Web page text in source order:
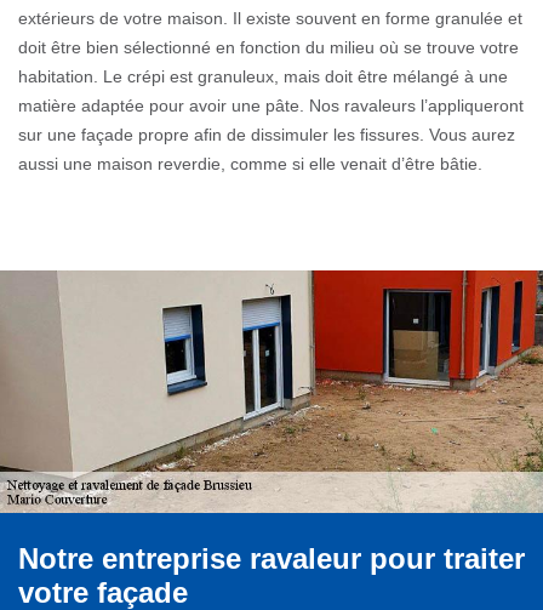
extérieurs de votre maison. Il existe souvent en forme granulée et
doit être bien sélectionné en fonction du milieu où se trouve votre
habitation. Le crépi est granuleux, mais doit être mélangé à une
matière adaptée pour avoir une pâte. Nos ravaleurs l’appliqueront
sur une façade propre afin de dissimuler les fissures. Vous aurez
aussi une maison reverdie, comme si elle venait d’être bâtie.
Notre entreprise ravaleur pour traiter
votre façade